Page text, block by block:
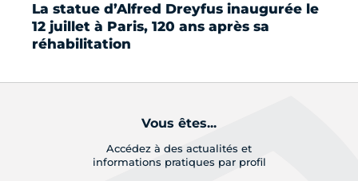
La statue d’Alfred Dreyfus inaugurée le
12 juillet à Paris, 120 ans après sa
réhabilitation
Vous êtes...
Accédez à des actualités et
informations pratiques par profil